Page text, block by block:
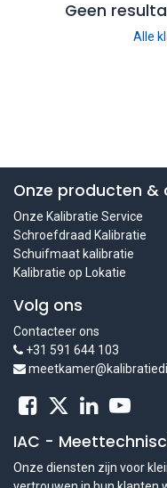
Geen
Alle
Onze producten &
Onze Kalibratie Service
Schroefdraad Kalibratie
Schuifmaat kalibratie
Kalibratie op Lokatie
Volg ons
Contacteer ons
+31 591 644 103
IAC -
Onze diensten zijn voor